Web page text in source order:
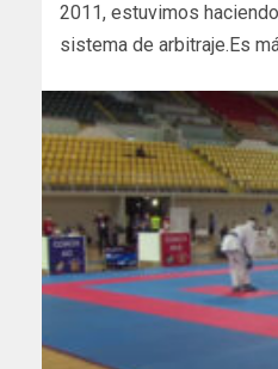
2011, estuvimos
sistema de arbitraje.Es